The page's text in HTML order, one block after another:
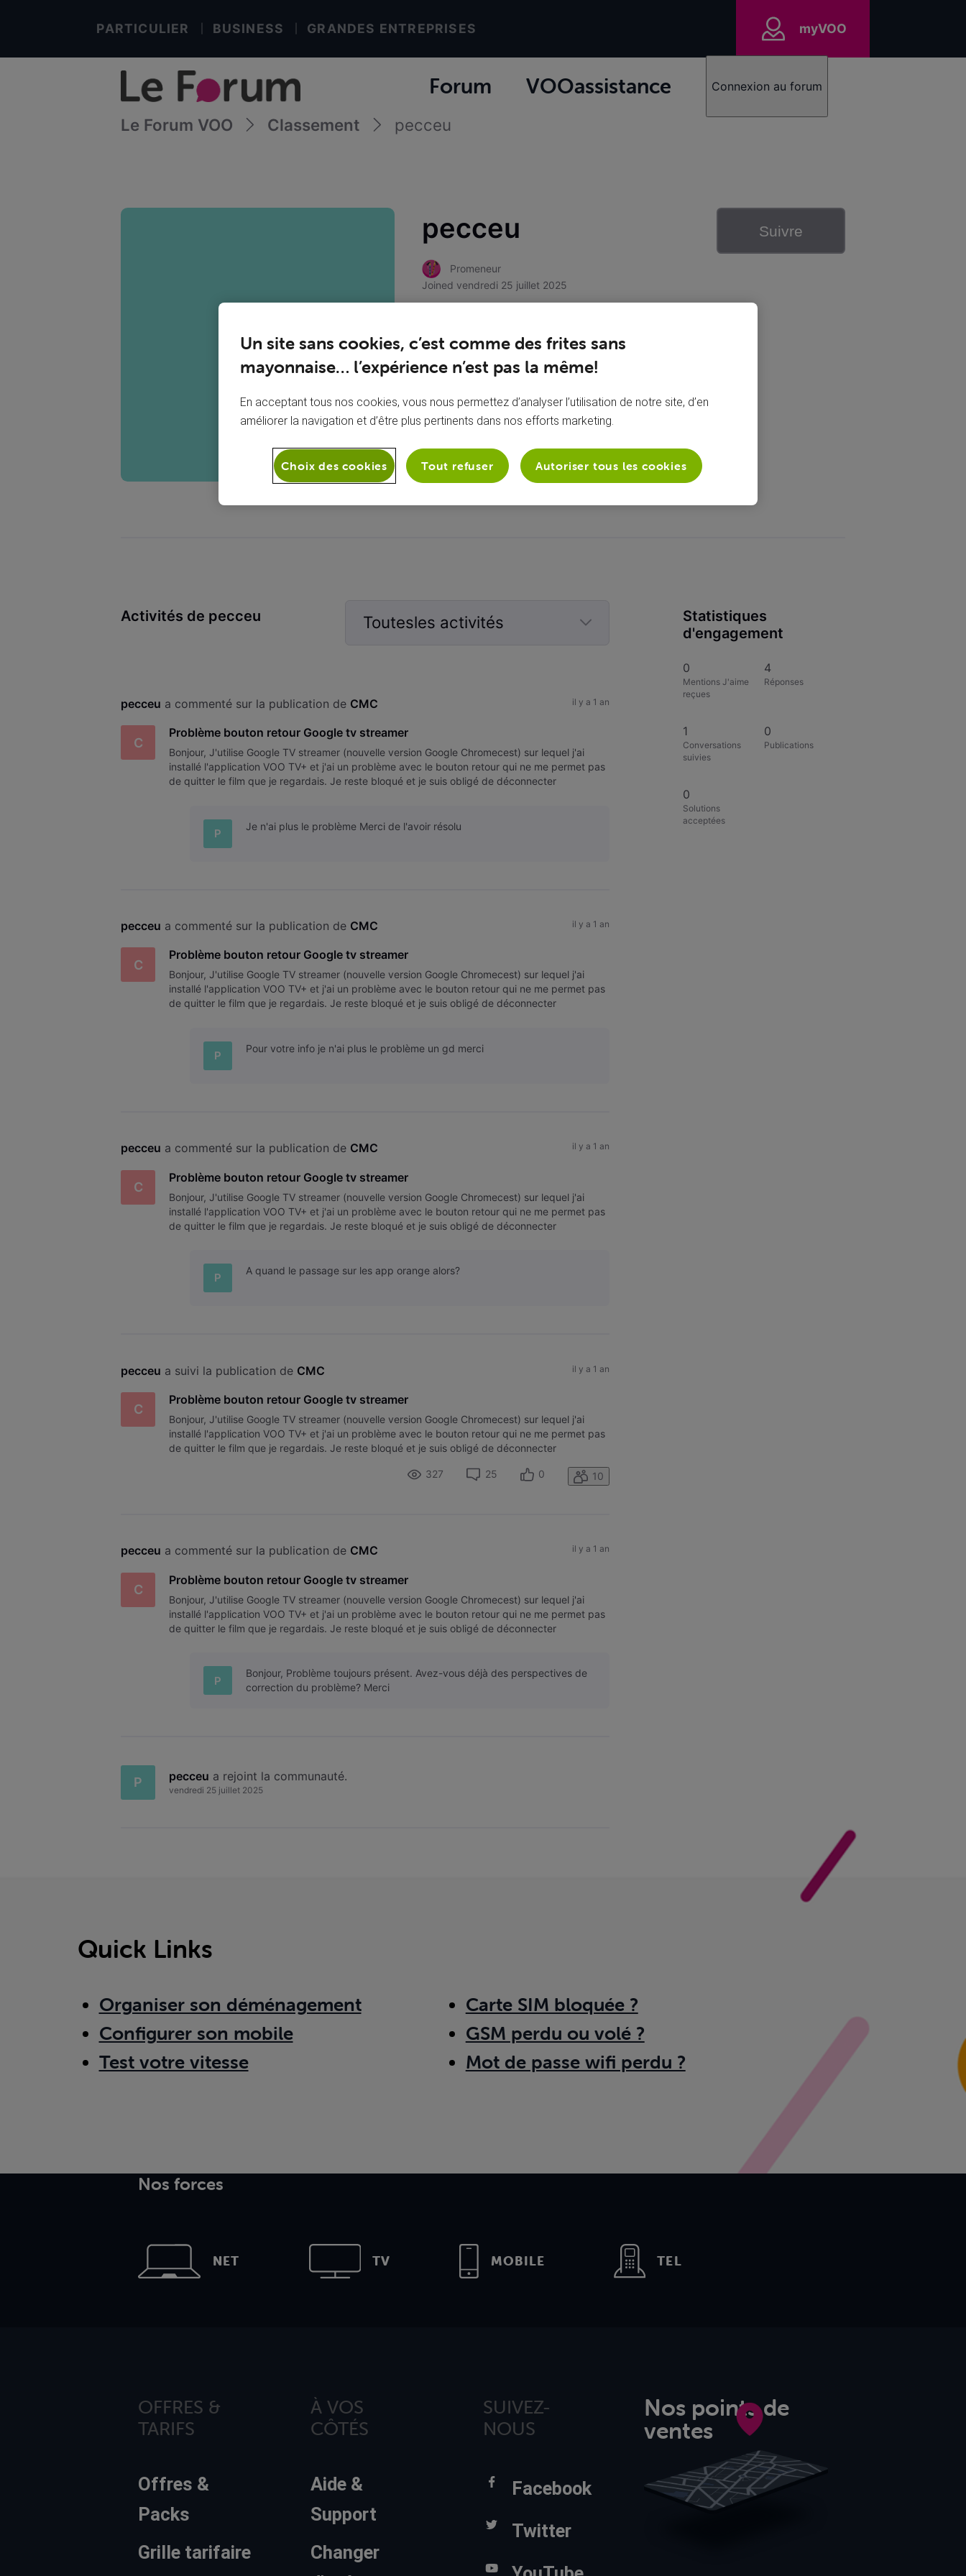
PARTICULIER BUSINESS GRANDES ENTREPRISES myVOO
Forum VOOassistance Connexion au forum
Le Forum VOO Classement pecceu
P
pecceu
Promeneur
Joined vendredi 25 juillet 2025
Suivre
À propos de moi
Aucune bio ajoutée
Activités de pecceu
Toutesles activités
pecceu a commenté sur la publication de CMC il y a 1 an
C
Problème bouton retour Google tv streamer
Bonjour, J'utilise Google TV streamer (nouvelle version Google Chromecest) sur lequel j'ai
installé l'application VOO TV+ et j'ai un problème avec le bouton retour qui ne me permet pas
de quitter le film que je regardais. Je reste bloqué et je suis obligé de déconnecter
P
Je n'ai plus le problème Merci de l'avoir résolu
pecceu a commenté sur la publication de CMC il y a 1 an
C
Problème bouton retour Google tv streamer
Bonjour, J'utilise Google TV streamer (nouvelle version Google Chromecest) sur lequel j'ai
installé l'application VOO TV+ et j'ai un problème avec le bouton retour qui ne me permet pas
de quitter le film que je regardais. Je reste bloqué et je suis obligé de déconnecter
P
Pour votre info je n'ai plus le problème un gd merci
pecceu a commenté sur la publication de CMC il y a 1 an
C
Problème bouton retour Google tv streamer
Bonjour, J'utilise Google TV streamer (nouvelle version Google Chromecest) sur lequel j'ai
installé l'application VOO TV+ et j'ai un problème avec le bouton retour qui ne me permet pas
de quitter le film que je regardais. Je reste bloqué et je suis obligé de déconnecter
P
A quand le passage sur les app orange alors?
pecceu a suivi la publication de CMC il y a 1 an
C
Problème bouton retour Google tv streamer
Bonjour, J'utilise Google TV streamer (nouvelle version Google Chromecest) sur lequel j'ai
installé l'application VOO TV+ et j'ai un problème avec le bouton retour qui ne me permet pas
de quitter le film que je regardais. Je reste bloqué et je suis obligé de déconnecter
327
25 0 10
pecceu a commenté sur la publication de CMC il y a 1 an
C
Problème bouton retour Google tv streamer
Bonjour, J'utilise Google TV streamer (nouvelle version Google Chromecest) sur lequel j'ai
installé l'application VOO TV+ et j'ai un problème avec le bouton retour qui ne me permet pas
de quitter le film que je regardais. Je reste bloqué et je suis obligé de déconnecter
P
Bonjour, Problème toujours présent. Avez-vous déjà des perspectives de
correction du problème? Merci
P pecceu a rejoint la communauté.
vendredi 25 juillet 2025
Statistiques
d'engagement
0
Mentions J'aime
reçues
4
Réponses
1
Conversations
suivies
0
Publications
0
Solutions
acceptées
Quick Links
Organiser son déménagement
Configurer son mobile
Test votre vitesse
Carte SIM bloquée ?
GSM perdu ou volé ?
Mot de passe wifi perdu ?
Nos forces
NET TV MOBILE TEL
OFFRES &
TARIFS
Offres &
Packs
Grille tarifaire
À VOS
CÔTÉS
Aide &
Support
Changer
SUIVEZ-
NOUS
Facebook
Twitter
Nos points de
ventes
Un site sans cookies, c’est comme des frites sans
mayonnaise… l’expérience n’est pas la même!
En acceptant tous nos cookies, vous nous permettez d’analyser l’utilisation de notre site, d’en
améliorer la navigation et d’être plus pertinents dans nos efforts marketing.
Tout refuser Autoriser tous les cookies
Choix des cookies